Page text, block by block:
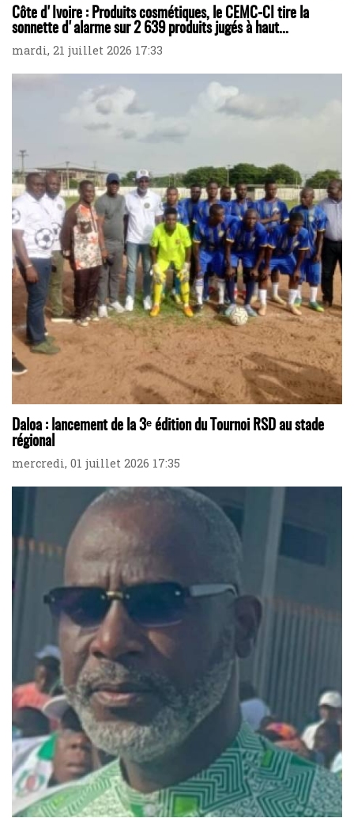
Côte d'Ivoire : Produits cosmétiques, le CEMC-CI tire la
sonnette d'alarme sur 2 639 produits jugés à haut...
mardi, 21 juillet 2026 17:33
Daloa : lancement de la 3ᵉ édition du Tournoi RSD au stade
régional
mercredi, 01 juillet 2026 17:35